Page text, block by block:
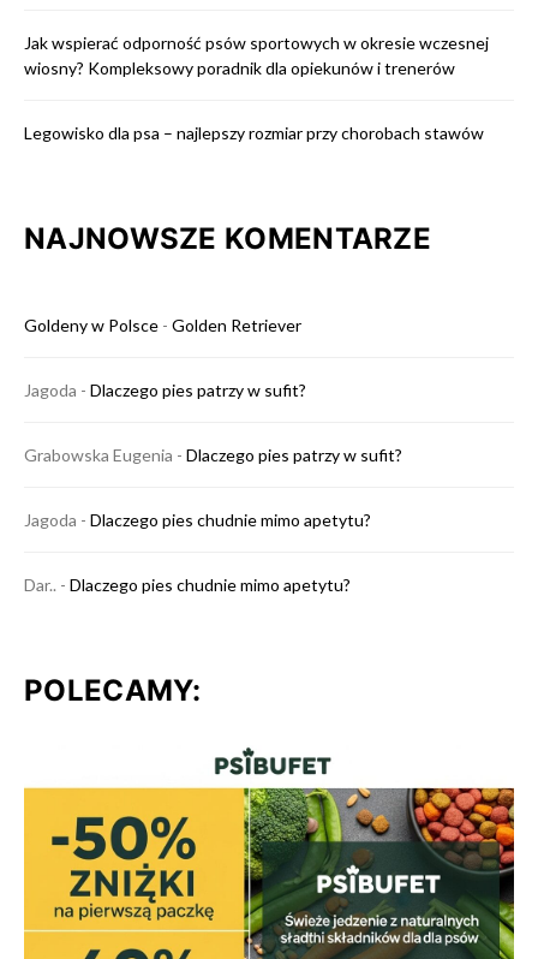
Jak wspierać odporność psów sportowych w okresie wczesnej
wiosny? Kompleksowy poradnik dla opiekunów i trenerów
Legowisko dla psa – najlepszy rozmiar przy chorobach stawów
NAJNOWSZE KOMENTARZE
Goldeny w Polsce - Golden Retriever
Jagoda - Dlaczego pies patrzy w sufit?
Grabowska Eugenia - Dlaczego pies patrzy w sufit?
Jagoda - Dlaczego pies chudnie mimo apetytu?
Dar.. - Dlaczego pies chudnie mimo apetytu?
POLECAMY: